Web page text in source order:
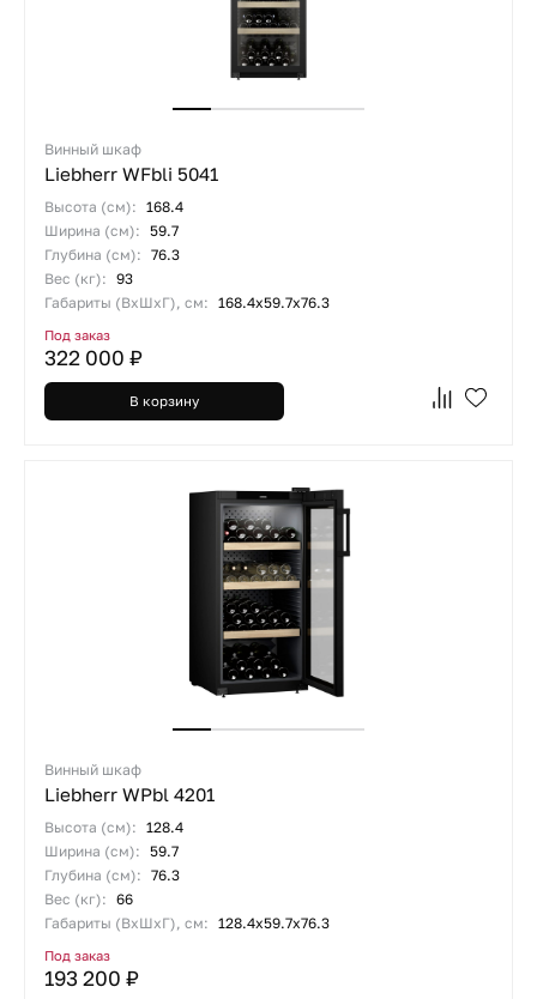
Винный шкаф
Liebherr WFbli 5041
Высота (см): 168.4
Ширина (см): 59.7
Глубина (см): 76.3
Вес (кг): 93
Габариты (ВхШхГ), см: 168.4х59.7х76.3
Под заказ
322 000 ₽
В корзину
Винный шкаф
Liebherr WPbl 4201
Высота (см): 128.4
Ширина (см): 59.7
Глубина (см): 76.3
Вес (кг): 66
Габариты (ВхШхГ), см: 128.4х59.7х76.3
Под заказ
193 200 ₽